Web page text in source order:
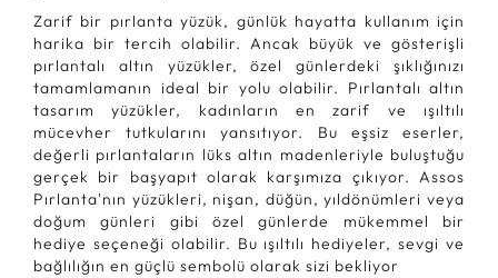
Zarif bir pırlanta yüzük, günlük hayatta kullanım için
harika bir tercih olabilir. Ancak büyük ve gösterişli
pırlantalı altın yüzükler, özel günlerdeki şıklığınızı
tamamlamanın ideal bir yolu olabilir. Pırlantalı altın
tasarım yüzükler, kadınların en zarif ve ışıltılı
mücevher tutkularını yansıtıyor. Bu eşsiz eserler,
değerli pırlantaların lüks altın madenleriyle buluştuğu
gerçek bir başyapıt olarak karşımıza çıkıyor. Assos
Pırlanta'nın yüzükleri, nişan, düğün, yıldönümleri veya
doğum günleri gibi özel günlerde mükemmel bir
hediye seçeneği olabilir. Bu ışıltılı hediyeler, sevgi ve
bağlılığın en güçlü sembolü olarak sizi bekliyor